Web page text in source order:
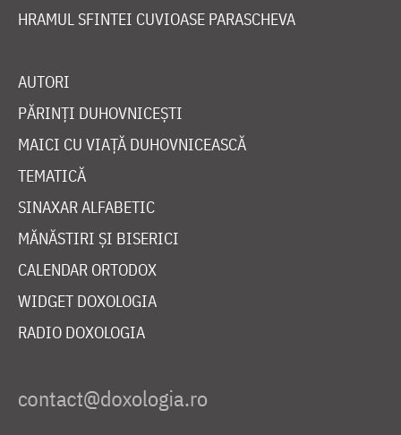
HRAMUL SFINTEI CUVIOASE PARASCHEVA
AUTORI
PĂRINȚI DUHOVNICEȘTI
MAICI CU VIAȚĂ DUHOVNICEASCĂ
TEMATICĂ
SINAXAR ALFABETIC
MĂNĂSTIRI ȘI BISERICI
CALENDAR ORTODOX
WIDGET DOXOLOGIA
RADIO DOXOLOGIA